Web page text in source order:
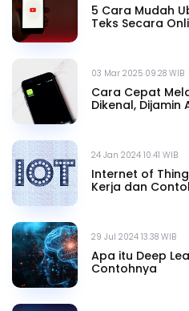
5 Cara Mudah
Teks Secara
03 Mar 2025 09.28 WIB
Cara Cepat
Dikenal, Dijamin
24 Jan 2024 10.41 WIB
Internet of
Kerja dan
29 Jul 2024 13.38 WIB
Apa itu Deep
Contohnya